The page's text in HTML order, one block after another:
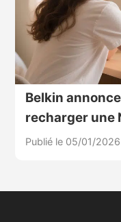
Belkin
recharger une
Publié le 05/01/2026